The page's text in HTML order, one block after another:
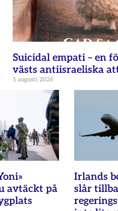
Suicidal empati – en
västs antiisraeliska
5 augusti 2026
avtäckt på
Irlands
slår